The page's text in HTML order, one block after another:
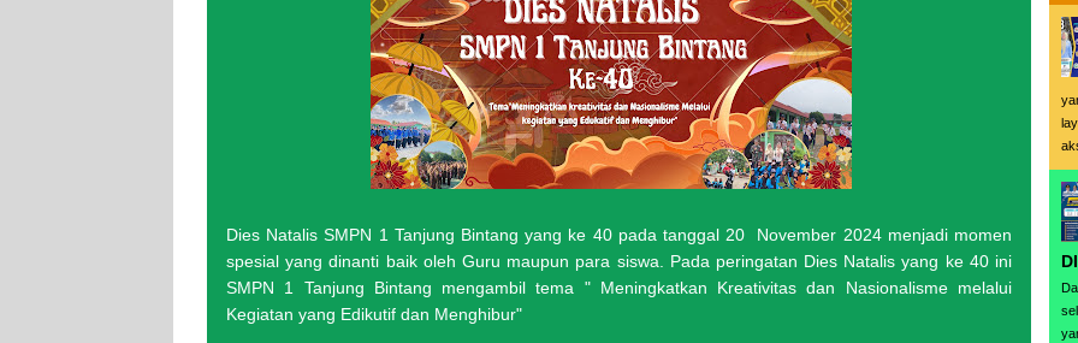
Dies Natalis SMPN 1 Tanjung Bintang yang ke 40 pada tanggal 20 November 2024 menjadi momen
spesial yang dinanti baik oleh Guru maupun para siswa. Pada peringatan Dies Natalis yang ke 40 ini
SMPN 1 Tanjung Bintang mengambil tema " Meningkatkan Kreativitas dan Nasionalisme melalui
Kegiatan yang Edikutif dan Menghibur"